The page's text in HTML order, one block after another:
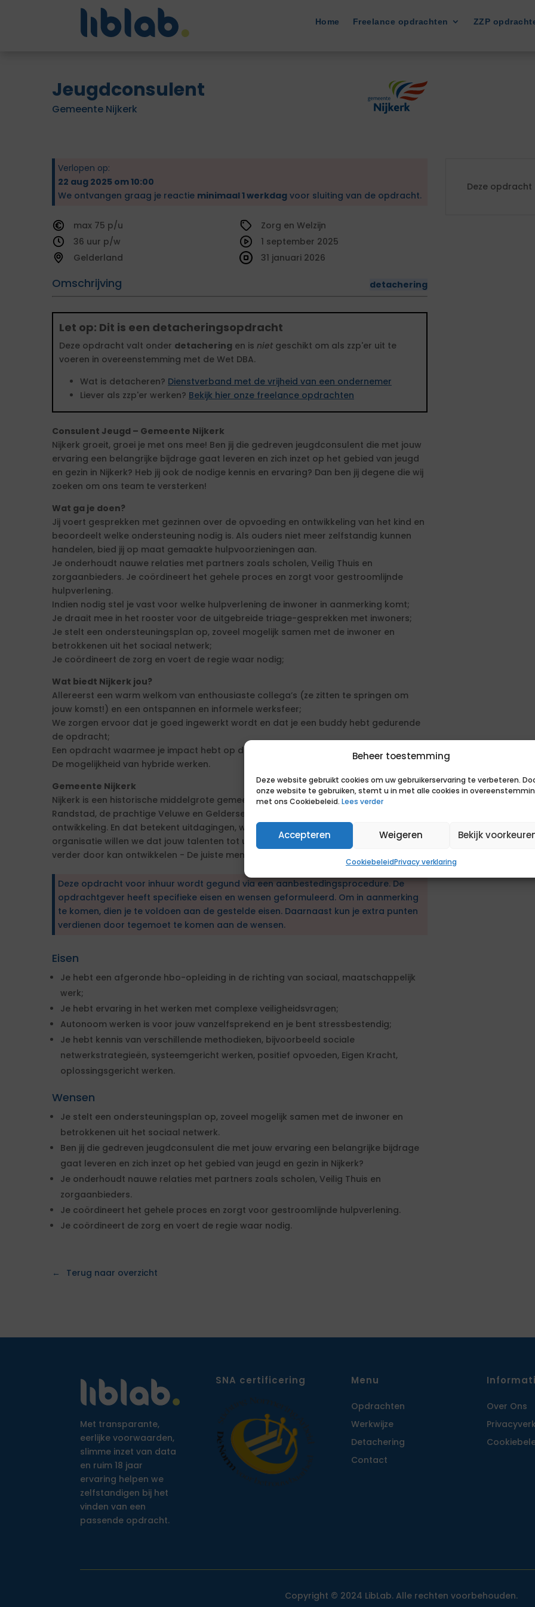
Beheer toestemming
Deze website gebruikt cookies om uw gebruikerservaring te verbeteren.
onze website te gebruiken, stemt u in met alle cookies in
met ons Cookiebeleid. Lees verder
Accepteren Weigeren Bekijk
CookiebeleidPrivacy verklaring
Home Freelance opdrachten ZZP
Jeugdconsulent
Gemeente Nijkerk
Verlopen op:
22 aug 2025 om 10:00
We ontvangen graag je reactie minimaal 1 werkdag voor sluiting van de opdracht.
75
36
Gelderland
Zorg en Welzijn
Omschrijving detachering
1 september 2025
31 januari 2026
Let op: Dit is een detacheringsopdracht
Deze opdracht valt onder detachering en is niet geschikt om als zzp'er uit te
voeren in overeenstemming met de Wet DBA.
Wat is detacheren? Dienstverband met de vrijheid van een ondernemer
Liever als zzp'er werken? Bekijk hier onze freelance opdrachten
Consulent Jeugd – Gemeente Nijkerk
Nijkerk groeit, groei je met ons mee! Ben jij die gedreven jeugdconsulent die met jouw
ervaring een belangrijke bijdrage gaat leveren en zich inzet op het gebied van jeugd
en gezin in Nijkerk? Heb jij ook de nodige kennis en ervaring? Dan ben jij degene die wij
zoeken om ons team te versterken!
Wat ga je doen?
Jij voert gesprekken met gezinnen over de opvoeding en ontwikkeling van het kind en
beoordeelt welke ondersteuning nodig is. Als ouders niet meer zelfstandig kunnen
handelen, bied jij op maat gemaakte hulpvoorzieningen aan.
Je onderhoudt nauwe relaties met partners zoals scholen, Veilig Thuis en
zorgaanbieders. Je coördineert het gehele proces en zorgt voor gestroomlijnde
hulpverlening.
Indien nodig stel je vast voor welke hulpverlening de inwoner in aanmerking komt;
Je draait mee in het rooster voor de uitgebreide triage-gesprekken met inwoners;
Je stelt een ondersteuningsplan op, zoveel mogelijk samen met de inwoner en
betrokkenen uit het sociaal netwerk;
Je coördineert de zorg en voert de regie waar nodig;
Wat biedt Nijkerk jou?
Allereerst een warm welkom van enthousiaste collega’s (ze zitten te springen om
jouw komst!) en een ontspannen en informele werksfeer;
We zorgen ervoor dat je goed ingewerkt wordt en dat je een buddy hebt gedurende
de opdracht;
Een opdracht waarmee je impact hebt op de gemeente Nijkerk;
De mogelijkheid van hybride werken.
Gemeente Nijkerk
Nijkerk is een historische middelgrote gemeente, centraal gelegen tussen de roerige
Randstad, de prachtige Veluwe en Gelderse Vallei! Dynamisch en volop in
ontwikkeling. En dat betekent uitdagingen, want niet alles kan overal en altijd. In onze
organisatie willen we dat jouw talenten tot uiting komen en dat jouw talent zich
verder door kan ontwikkelen - De juiste mens op de juiste plek.
Deze opdracht voor inhuur wordt gegund via een aanbestedingsprocedure. De
opdrachtgever heeft specifieke eisen en wensen geformuleerd. Om in aanmerking
te komen, dien je te voldoen aan de gestelde eisen. Daarnaast kun je extra punten
verdienen door tegemoet te komen aan de wensen.
Eisen
Je hebt een afgeronde hbo-opleiding in de richting van sociaal, maatschappelijk
werk;
Je hebt ervaring in het werken met complexe veiligheidsvragen;
Autonoom werken is voor jouw vanzelfsprekend en je bent stressbestendig;
Je hebt kennis van verschillende methodieken, bijvoorbeeld sociale
netwerkstrategieën, systeemgericht werken, positief opvoeden, Eigen Kracht,
oplossingsgericht werken.
Wensen
Je stelt een ondersteuningsplan op, zoveel mogelijk samen met de inwoner en
betrokkenen uit het sociaal netwerk.
Ben jij die gedreven jeugdconsulent die met jouw ervaring een belangrijke bijdrage
gaat leveren en zich inzet op het gebied van jeugd en gezin in Nijkerk?
Je onderhoudt nauwe relaties met partners zoals scholen, Veilig Thuis en
zorgaanbieders.
Je coördineert het gehele proces en zorgt voor gestroomlijnde hulpverlening.
Je coördineert de zorg en voert de regie waar nodig.
Deze opdracht
Terug naar overzicht
Met transparante,
eerlijke voorwaarden,
slimme inzet van data
en ruim 18 jaar
ervaring helpen we
zelfstandigen bij het
vinden van een
passende opdracht.
SNA certificering Menu
Opdrachten
Werkwijze
Detachering
Contact
Over Ons
Copyright © 2024 LibLab. Alle rechten voorbehouden.